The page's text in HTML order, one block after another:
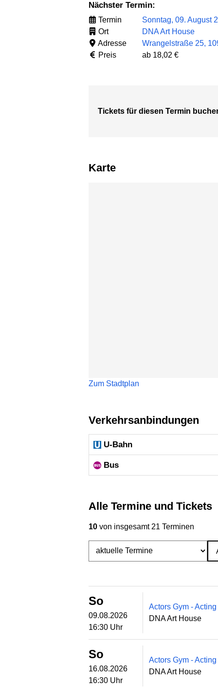
Nächster Termin:
Termin
Sonntag, 09. August
Ort
DNA Art House
Adresse
Wrangelstraße 25,
Preis
ab 18,02 €
Tickets für diesen Termin
Karte
Zum Stadtplan
Verkehrsanbindungen
U-Bahn
Bus
Alle Termine und Tickets
10 von insgesamt 21 Terminen
So
09.08.2026
16:30 Uhr
Actors Gym -
DNA Art House
So
16.08.2026
16:30 Uhr
Actors Gym -
DNA Art House